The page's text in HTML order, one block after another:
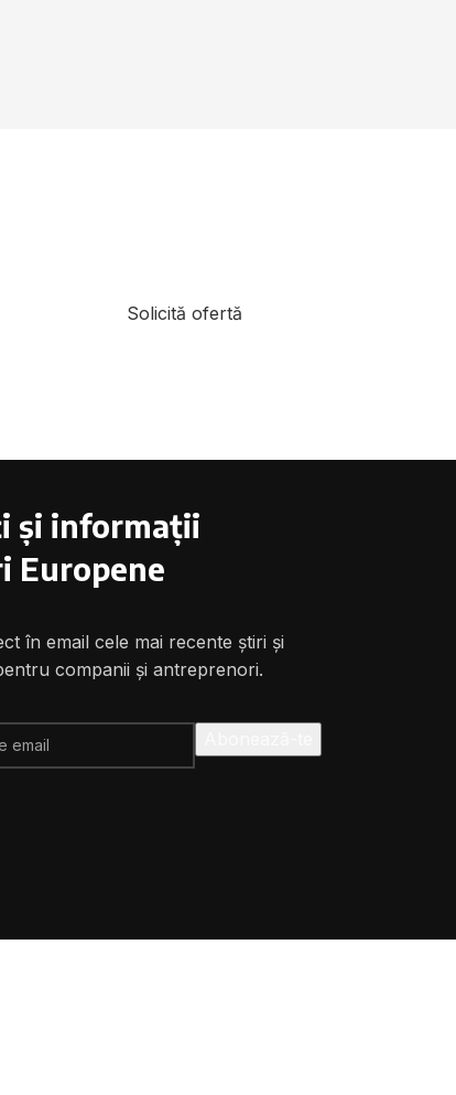
Solicită ofertă
și informații
Europene
în email cele mai recente știri și
companii și antreprenori.